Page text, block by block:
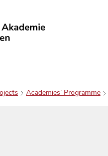
Academies’ Programme